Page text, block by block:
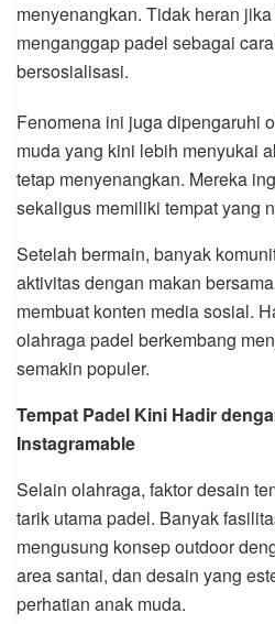
menyenangkan. Tidak heran
menganggap padel sebagai
bersosialisasi.
Fenomena ini juga dipengaruhi
muda yang kini lebih menyukai
tetap menyenangkan. Mereka
sekaligus memiliki tempat yang
Setelah bermain, banyak
aktivitas dengan makan
membuat konten media sosial.
olahraga padel berkembang
semakin populer.
Tempat Padel Kini Hadir
Instagramable
Selain olahraga, faktor desain
tarik utama padel. Banyak
mengusung konsep outdoor
area santai, dan desain yang
perhatian anak muda.